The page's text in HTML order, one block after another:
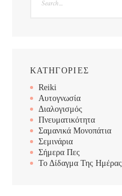
ΚΑΤΗΓΟΡΙΕΣ
Reiki
Αυτογνωσία
Διαλογισμός
Πνευματικότητα
Σαμανικά Μονοπάτια
Σεμινάρια
Σήμερα Πες
Το Δίδαγμα Της Ημέρας